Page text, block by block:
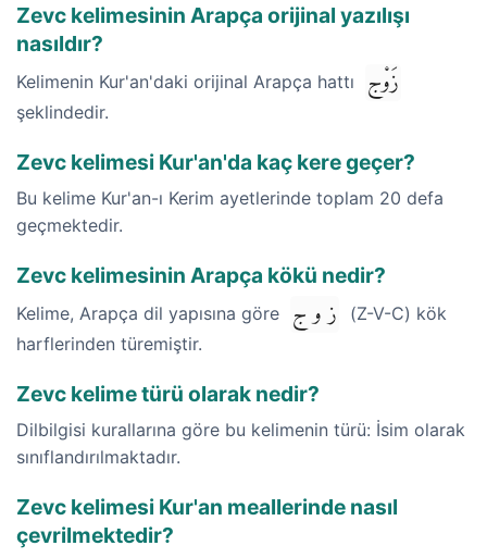
Zevc kelimesinin Arapça orijinal yazılışı
nasıldır?
Kelimenin Kur'an'daki orijinal Arapça hattı زَوْج
şeklindedir.
Zevc kelimesi Kur'an'da kaç kere geçer?
Bu kelime Kur'an-ı Kerim ayetlerinde toplam 20 defa
geçmektedir.
Zevc kelimesinin Arapça kökü nedir?
Kelime, Arapça dil yapısına göre ز و ج
(Z-V-C) kök
harflerinden türemiştir.
Zevc kelime türü olarak nedir?
Dilbilgisi kurallarına göre bu kelimenin türü: İsim olarak
sınıflandırılmaktadır.
Zevc kelimesi Kur'an meallerinde nasıl
çevrilmektedir?